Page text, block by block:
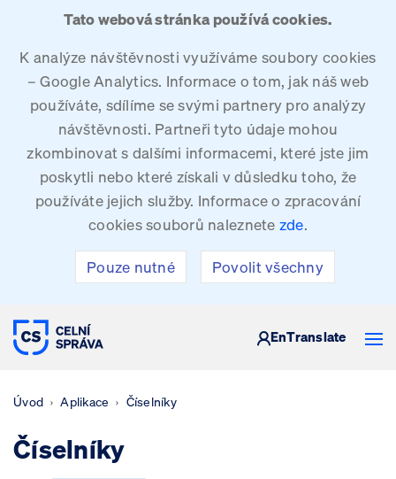
Tato webová stránka používá cookies.
K analýze návštěvnosti využíváme soubory cookies
– Google Analytics. Informace o tom, jak náš web
používáte, sdílíme se svými partnery pro analýzy
návštěvnosti. Partneři tyto údaje mohou
zkombinovat s dalšími informacemi, které jste jim
poskytli nebo které získali v důsledku toho, že
používáte jejich služby. Informace o zpracování
cookies souborů naleznete zde.
Pouze nutné Povolit všechny
CELNÍ SPRÁVA ČESKÉ REPUBLIKY
EnTranslate
Úvod Aplikace Číselníky
Číselníky